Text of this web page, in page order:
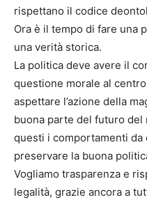
rispettano il codice
Ora è il tempo di fare una
una verità storica.
La politica deve avere il
questione morale al
aspettare l’azione della
buona parte del futuro
questi i comportamenti da
preservare la buona
Vogliamo trasparenza e
legalità, grazie ancora a